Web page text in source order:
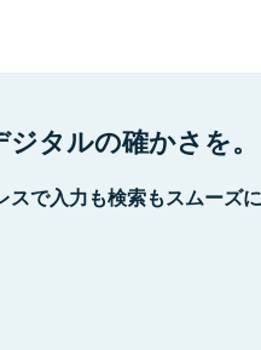
タルの確かさを。
スで入力も検索もスムーズ